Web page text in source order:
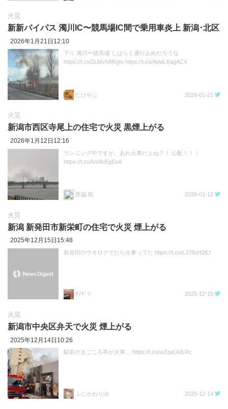
火災
新新バイパス 濁川IC〜競馬場IC間で乗用車炎上 新潟･北区
2026年1月21日12:10
下り 濁川〜競馬場 しばらく通行止めだろうな
https://t.co/2LMvN8RgIu https://t.co/AdwLKagAC4
たけやぶ 2026-01-21
火災
新潟市西区寺尾上の住宅で火災 黒煙上がる
2026年1月12日12:16
ランニング中ですが、あれ火事だよね？！ 心配！！！
https://t.co/iVs8cEgExA
西脇 拓 2026-01-12
火災
新潟 新発田市新栄町の住宅で火災 煙上がる
2025年12月15日15:48
新発田のウオロクでたら火事ってた https://t.co/LJ78oH2tLf
ﾔﾏｷﾞﾜ 2025-12-15
火災
新潟市中央区弁天で火災 煙上がる
2025年12月14日10:26
駅前のまごころ亭が火事… https://t.co/wZqaUelLRc
ふじかわりゆ 2025-12-14